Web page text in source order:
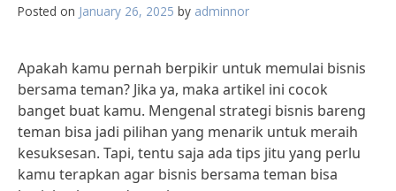
Posted on January 26, 2025 by adminnor
Apakah kamu pernah berpikir untuk memulai bisnis
bersama teman? Jika ya, maka artikel ini cocok
banget buat kamu. Mengenal strategi bisnis bareng
teman bisa jadi pilihan yang menarik untuk meraih
kesuksesan. Tapi, tentu saja ada tips jitu yang perlu
kamu terapkan agar bisnis bersama teman bisa